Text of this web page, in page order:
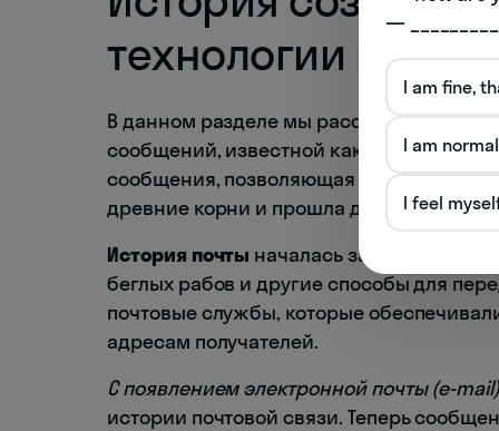
технологии почты
В данном разделе мы рассмотрим
сообщений, известной как почта. Эта
сообщения, позволяющая передавать и
древние корни и прошла долгий путь
История почты началась задолго до
беглых рабов и другие способы для
почтовые службы, которые
адресам получателей.
С появлением электронной почты (e-mail)
истории почтовой связи. Теперь
— _________
I am fine,
I am
I feel